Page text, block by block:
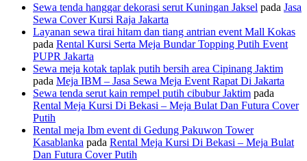
Sewa tenda hanggar dekorasi serut Kuningan Jaksel pada Jasa
Sewa Cover Kursi Raja Jakarta
Layanan sewa tirai hitam dan tiang antrian event Mall Kokas
pada Rental Kursi Serta Meja Bundar Topping Putih Event
PUPR Jakarta
Sewa meja kotak taplak putih bersih area Cipinang Jaktim
pada Meja IBM – Jasa Sewa Meja Event Rapat Di Jakarta
Sewa tenda serut kain rempel putih cibubur Jaktim pada
Rental Meja Kursi Di Bekasi – Meja Bulat Dan Futura Cover
Putih
Rental meja Ibm event di Gedung Pakuwon Tower
Kasablanka pada Rental Meja Kursi Di Bekasi – Meja Bulat
Dan Futura Cover Putih